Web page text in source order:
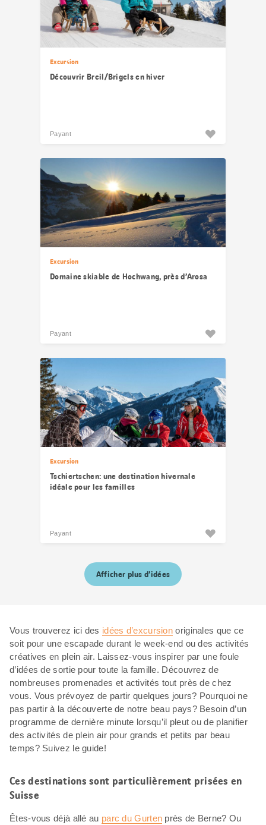
Excursion
Découvrir Breil/Brigels en hiver
Payant
Excursion
Domaine skiable de Hochwang, près d’Arosa
Payant
Excursion
Tschiertschen: une destination hivernale
idéale pour les familles
Payant
Afficher plus d’idées
Vous trouverez ici des idées d’excursion originales que ce
soit pour une escapade durant le week-end ou des activités
créatives en plein air. Laissez-vous inspirer par une foule
d’idées de sortie pour toute la famille. Découvrez de
nombreuses promenades et activités tout près de chez
vous. Vous prévoyez de partir quelques jours? Pourquoi ne
pas partir à la découverte de notre beau pays? Besoin d’un
programme de dernière minute lorsqu’il pleut ou de planifier
des activités de plein air pour grands et petits par beau
temps? Suivez le guide!
Ces destinations sont particulièrement prisées en
Suisse
Êtes-vous déjà allé au parc du Gurten près de Berne? Ou